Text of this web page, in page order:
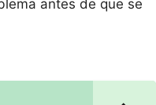
antes de que se